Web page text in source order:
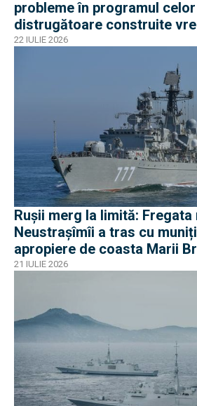
probleme în programul
distrugătoare construite
nave
22 IULIE 2026
Rușii merg la limită: Fregata
Neustrașîmîi a tras cu
apropiere de coasta Marii
21 IULIE 2026